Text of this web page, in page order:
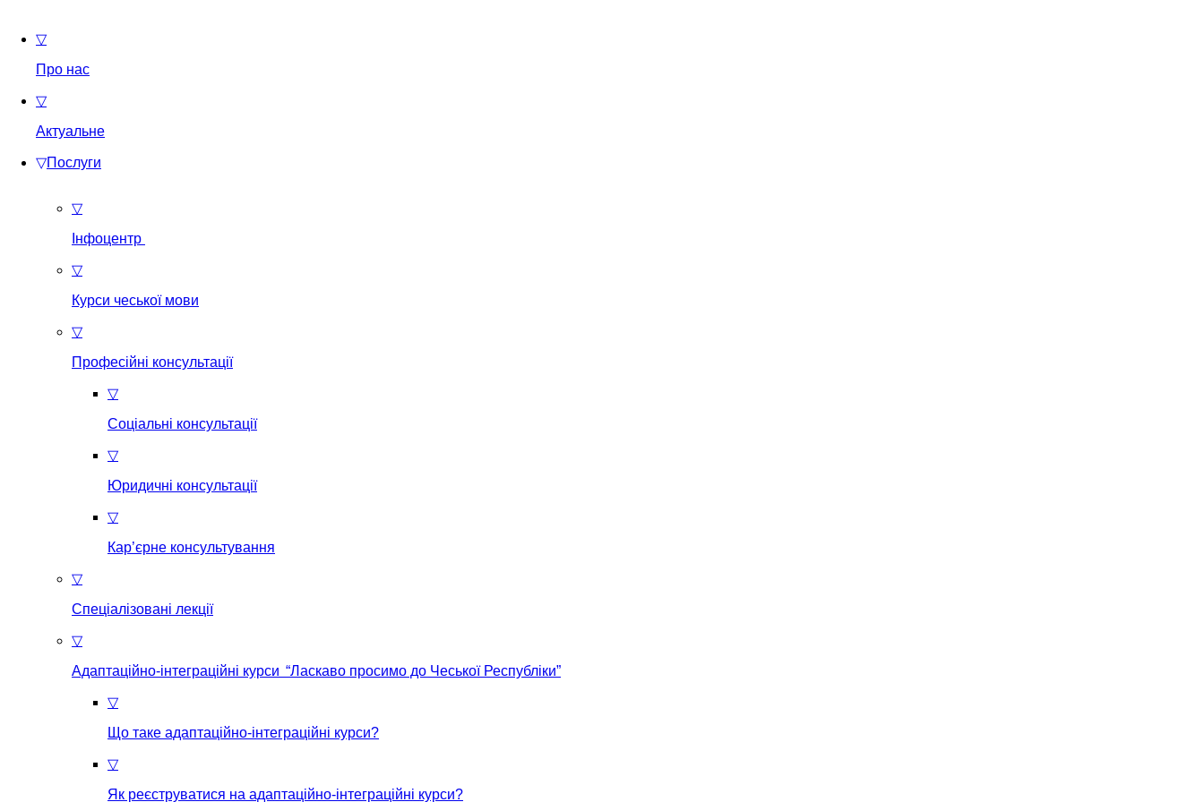
▽
Про нас
▽
Актуальне
▽Послуги
▽
Інфоцентр
▽
Курси чеської мови
▽
Професійні консультації
▽
Соціальні консультації
▽
Юридичні консультації
▽
Кар’єрне консультування
▽
Спеціалізовані лекції
▽
Адаптаційно-інтеграційні курси “Ласкаво просимо до Чеської Республіки”
▽
Що таке aдаптаційно-інтеграційні курси?
▽
Як реєструватися на aдаптаційно-інтеграційні курси?